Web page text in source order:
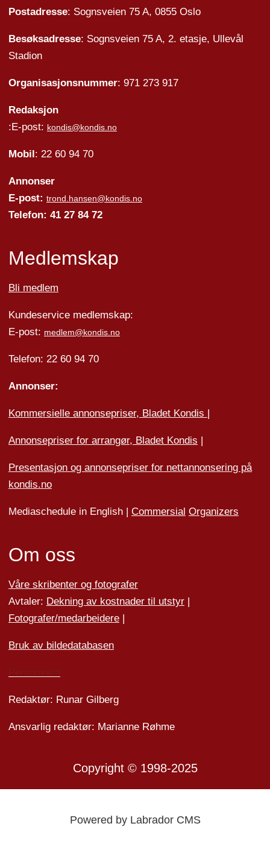
Postadresse: Sognsveien 75 A, 0855 Oslo
Besøksadresse: Sognsveien 75 A, 2. etasje, Ullevål
Stadion
Organisasjonsnummer: 971 273 917
Redaksjon
:E-post: kondis@kondis.no
Mobil: 22 60 94 70
Annonser
E-post: trond.hansen@kondis.no
Telefon: 41 27 84 72
Medlemskap
Bli medlem
Kundeservice medlemskap:
E-post: medlem@kondis.no
Telefon: 22 60 94 70
Annonser:
Kommersielle annonsepriser, Bladet Kondis |
Annonsepriser for arrangør, Bladet Kondis |
Presentasjon og annonsepriser for nettannonsering på
kondis.no
Mediaschedule in English | Commersial Organizers
Om oss
Våre skribenter og fotografer
Avtaler: Dekning av kostnader til utstyr|
Fotografer/medarbeidere|
Bruk av bildedatabasen
Redaktør: Runar Gilberg
Ansvarlig redaktør: Marianne Røhme
Copyright © 1998-2025
Powered by Labrador CMS